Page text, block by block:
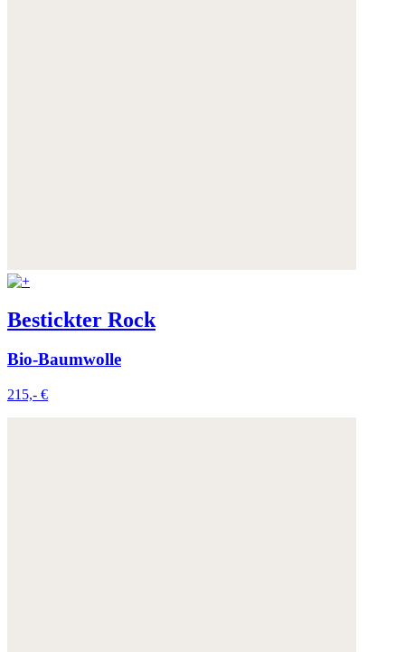
Bestickter Rock
Bio-Baumwolle
215,- €